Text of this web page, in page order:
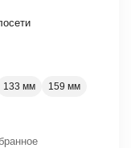
133 мм
159 мм